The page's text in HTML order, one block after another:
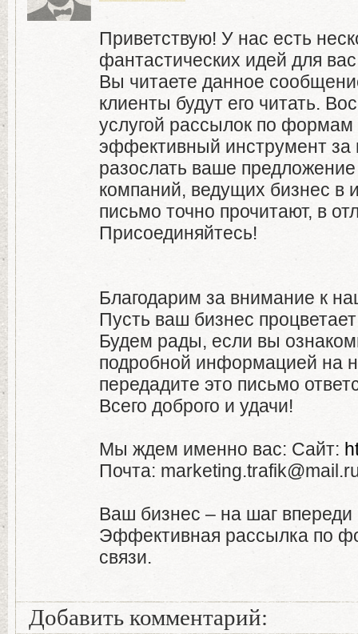
Приветствую! У нас есть
фантастических идей для
Вы читаете данное
клиенты будут его читать.
услугой рассылок по формам
эффективный инструмент за
разослать ваше
компаний, ведущих бизнес в
письмо точно прочитают, в
Присоединяйтесь!
Благодарим за внимание к
Пусть ваш бизнес
Будем рады, если вы
подробной информацией на
передадите это письмо
Всего доброго и удачи!
Мы ждем именно вас: Сайт:
Почта:
Ваш бизнес – на шаг впереди
Эффективная рассылка по
связи.
Добавить комментарий: